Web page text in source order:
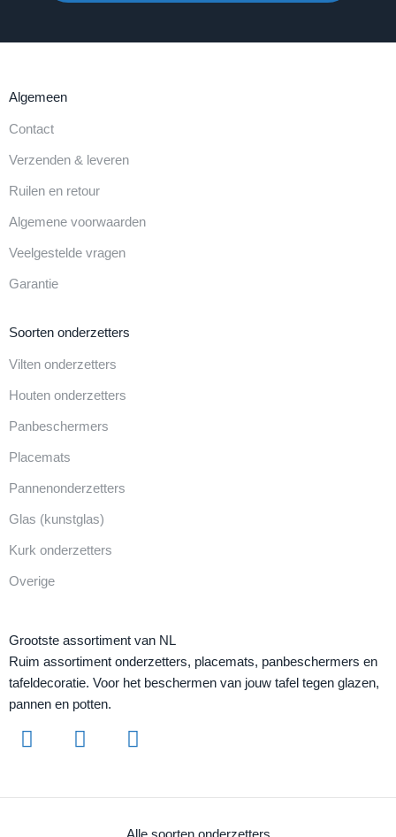
Algemeen
Contact
Verzenden & leveren
Ruilen en retour
Algemene voorwaarden
Veelgestelde vragen
Garantie
Soorten onderzetters
Vilten onderzetters
Houten onderzetters
Panbeschermers
Placemats
Pannenonderzetters
Glas (kunstglas)
Kurk onderzetters
Overige
Grootste assortiment van NL
Ruim assortiment onderzetters, placemats, panbeschermers en
tafeldecoratie. Voor het beschermen van jouw tafel tegen glazen,
pannen en potten.